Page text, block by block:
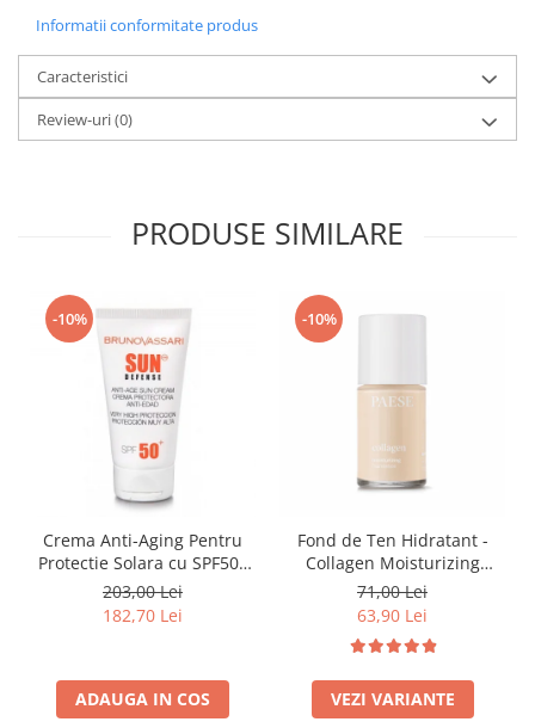
Informatii conformitate produs
Caracteristici
Review-uri(0)
PRODUSE SIMILARE
-10%
Crema Anti-Aging Pentru
Protectie Solara cu SPF50+
50ml - Anti -Age Sun Cream
SPF50+ - Bruno Vassari
203,00 Lei
182,70 Lei
ADAUGA IN COS
-10%
Fond de Ten Hidratant -
Collagen Moisturizing
Foundation-300n Vanilla
71,00 Lei
63,90 Lei
VEZI VARIANTE